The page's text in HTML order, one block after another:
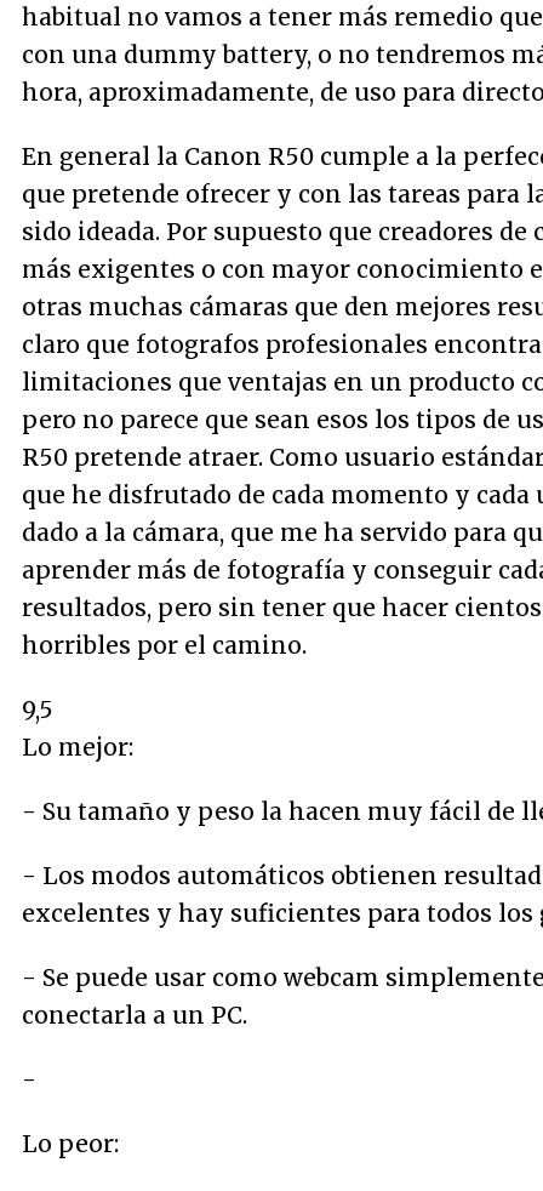
habitual no vamos a tener más remedio
con una dummy battery, o no tendremos
hora, aproximadamente, de uso para
En general la Canon R50 cumple a la
que pretende ofrecer y con las tareas para
sido ideada. Por supuesto que creadores de
más exigentes o con mayor conocimiento
otras muchas cámaras que den mejores
claro que fotografos profesionales
limitaciones que ventajas en un producto
pero no parece que sean esos los tipos de
R50 pretende atraer. Como usuario
que he disfrutado de cada momento y cada
dado a la cámara, que me ha servido para
aprender más de fotografía y conseguir
resultados, pero sin tener que hacer
horribles por el camino.
9,5
Lo mejor:
- Su tamaño y peso la hacen muy fácil de
- Los modos automáticos obtienen
excelentes y hay suficientes para todos los
- Se puede usar como webcam
conectarla a un PC.
-
Lo peor: